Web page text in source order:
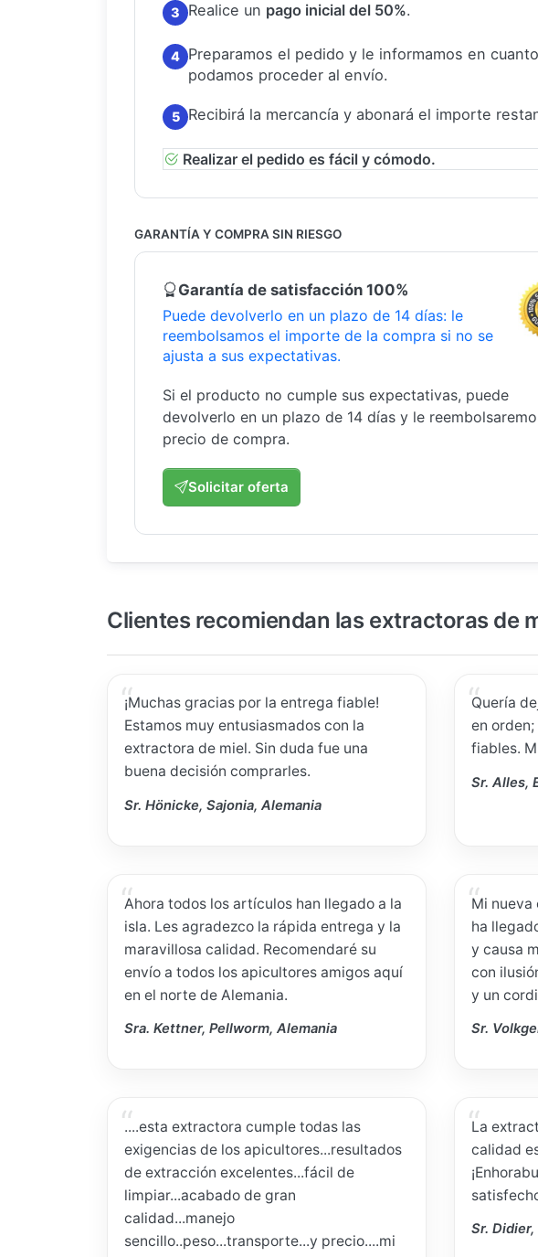
3 Realice un pago inicial del 50%.
4 Preparamos el pedido y le informamos en cuanto
podamos proceder al envío.
5 Recibirá la mercancía y abonará el importe
Realizar el pedido es fácil y cómodo.
GARANTÍA Y COMPRA SIN RIESGO
Garantía de satisfacción 100%
Puede devolverlo en un plazo de 14 días: le
reembolsamos el importe de la compra si no se
ajusta a sus expectativas.
Si el producto no cumple sus expectativas, puede
devolverlo en un plazo de 14 días y le
precio de compra.
Solicitar oferta
Clientes recomiendan las extractoras de
¡Muchas gracias por la entrega fiable!
Estamos muy entusiasmados con la
extractora de miel. Sin duda fue una
buena decisión comprarles.
Sr. Hönicke, Sajonia, Alemania
Quería
en
fiables.
Sr. Alles,
Ahora todos los artículos han llegado a la
isla. Les agradezco la rápida entrega y la
maravillosa calidad. Recomendaré su
envío a todos los apicultores amigos aquí
en el norte de Alemania.
Sra. Kettner, Pellworm, Alemania
Mi nueva
ha
y causa
con
y un
Sr.
....esta extractora cumple todas las
exigencias de los apicultores...resultados
de extracción excelentes...fácil de
limpiar...acabado de gran
calidad...manejo
sencillo..peso...transporte...y precio....mi
La
calidad
Sr.